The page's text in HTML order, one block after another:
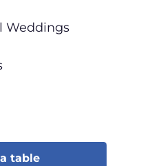
Weddings
table